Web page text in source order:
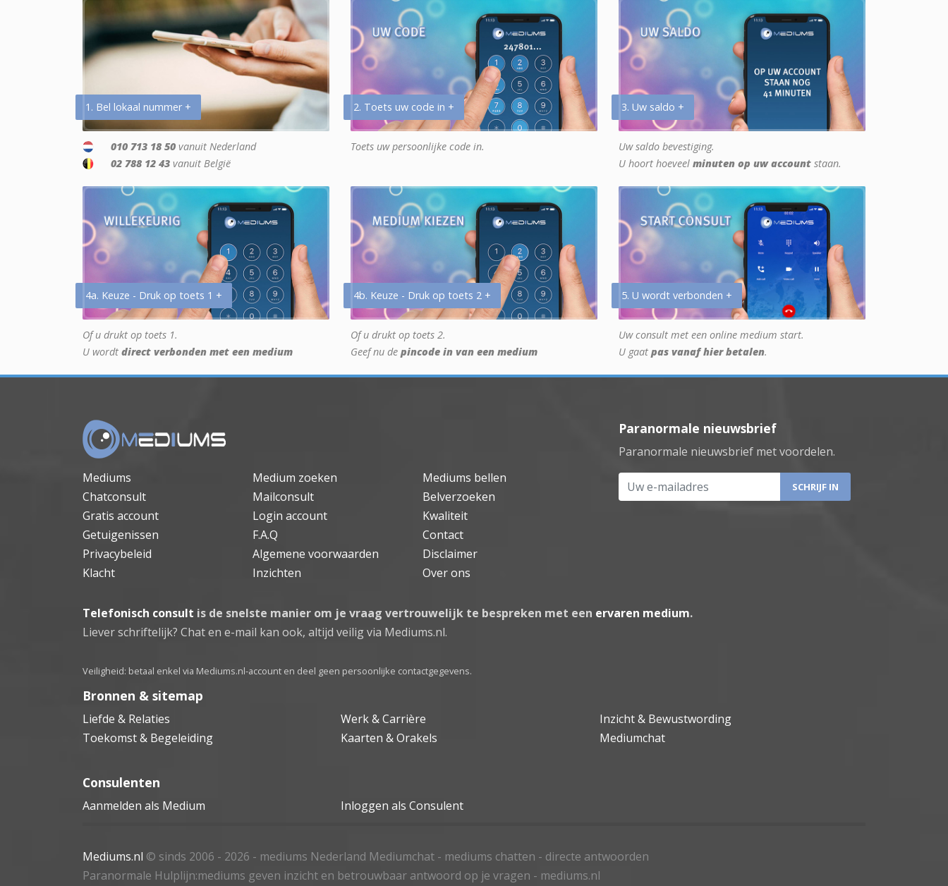
1. Bel lokaal nummer +
010 713 18 50 vanuit Nederland
02 788 12 43 vanuit België
2. Toets uw code in +
Toets uw persoonlijke code in.
3. Uw saldo +
Uw saldo bevestiging.
U hoort hoeveel minuten op uw account staan.
4a. Keuze - Druk op toets 1 +
Of u drukt op toets 1.
U wordt direct verbonden met een medium
4b. Keuze - Druk op toets 2 +
Of u drukt op toets 2.
Geef nu de pincode in van een medium
5. U wordt verbonden +
Uw consult met een online medium start.
U gaat pas vanaf hier betalen.
Mediums Medium zoeken
Mediums bellen
Chatconsult
Mailconsult
Belverzoeken
Gratis account
Login account
Kwaliteit
Getuigenissen
F.A.Q
Contact
Privacybeleid
Algemene voorwaarden
Disclaimer
Klacht
Inzichten Over ons
Paranormale nieuwsbrief
Paranormale nieuwsbrief met voordelen.
Uw e-mailadres
Telefonisch consult is de snelste manier om je vraag vertrouwelijk te bespreken met een ervaren medium.
Liever schriftelijk? Chat en e-mail kan ook, altijd veilig via Mediums.nl.
Veiligheid: betaal enkel via Mediums.nl-account en deel geen persoonlijke contactgegevens.
Bronnen & sitemap
Liefde & Relaties Werk & Carrière
Inzicht & Bewustwording
Toekomst & Begeleiding
Kaarten & Orakels Mediumchat
Consulenten
Aanmelden als Medium Inloggen als Consulent
Mediums.nl © sinds 2006 - 2026 - mediums Nederland Mediumchat - mediums chatten - directe antwoorden
Paranormale Hulplijn:mediums geven inzicht en betrouwbaar antwoord op je vragen - mediums.nl